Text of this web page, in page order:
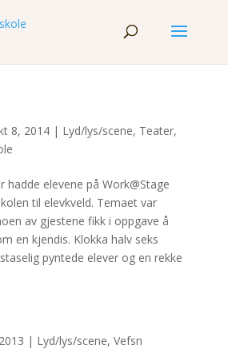
8, 2014| Lyd/lys/scene, Teater,
hadde elevene på Work@Stage
til elevkveld. Temaet var
av gjestene fikk i oppgave å
en kjendis. Klokka halv seks
pyntede elever og en rekke
| Lyd/lys/scene, Vefsn